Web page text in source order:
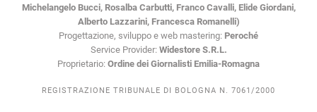
Michelangelo Bucci, Rosalba Carbutti, Franco Cavalli, Elide Giordani,
Alberto Lazzarini, Francesca Romanelli)
Progettazione, sviluppo e web mastering: Peroché
Service Provider: Widestore S.R.L.
Proprietario: Ordine dei Giornalisti Emilia-Romagna
REGISTRAZIONE TRIBUNALE DI BOLOGNA N. 7061/2000